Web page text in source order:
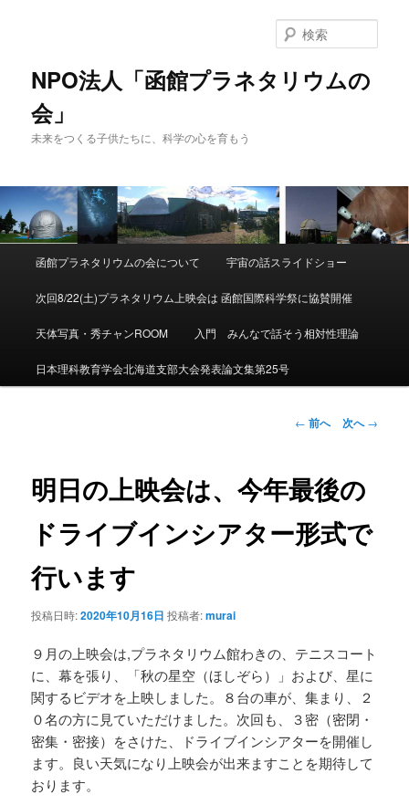
NPO法人「函館プラネタリウムの
会」
未来をつくる子供たちに、科学の心を育もう
索
メ
イ
ン
コ
ン
ツ
へ
移
動
函館プラネタリウムの会について 宇宙の話スライドショー
次回8/22(土)プラネタリウム上映会は 函館国際科学祭に協賛開催
天体写真・秀チャンROOM 入門 みんなで話そう相対性理論
日本理科教育学会北海道支部大会発表論文集第25号
投
ビ
ゲ
シ
← 前へ 次へ→
明日の上映会は、今年最後の
ドライブインシアター形式で
行います
投稿日時:2020年10月16日 投稿者:murai
９月の上映会は,プラネタリウム館わきの、テニスコート
に、幕を張り、「秋の星空（ほしぞら）」および、星に
関するビデオを上映しました。８台の車が、集まり、２
０名の方に見ていただけました。次回も、３密（密閉・
密集・密接）をさけた、ドライブインシアターを開催し
ます。良い天気になり上映会が出来ますことを期待して
おります。